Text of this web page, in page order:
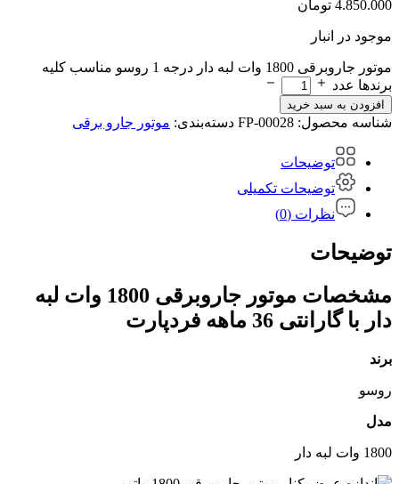
4.850.000 تومان
موجود در انبار
موتور جاروبرقی 1800 وات لبه دار درجه 1 روسو مناسب کلیه
برندها عدد
افزودن به سبد خرید
شناسه محصول: FP-00028 دسته‌بندی: موتور جارو برقی
توضیحات
توضیحات تکمیلی
نظرات (0)
توضیحات
مشخصات موتور جاروبرقی 1800 وات لبه
دار با گارانتی 36 ماهه فردپارت
برند
روسو
مدل
1800 وات لبه دار